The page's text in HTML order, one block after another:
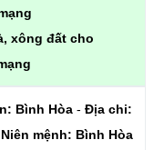
xông đất cho
Bình Hòa - Địa chi:
Niên mệnh: Bình Hòa